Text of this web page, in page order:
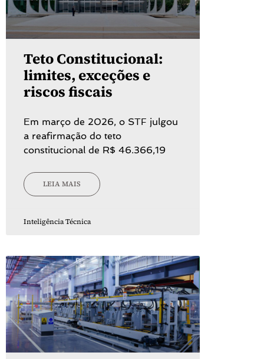
Teto Constitucional:
limites, exceções e
riscos fiscais
Em março de 2026, o STF julgou
a reafirmação do teto
constitucional de R$ 46.366,19
LEIA MAIS
Inteligência Técnica